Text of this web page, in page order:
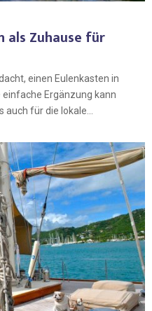
als Zuhause für
einen Eulenkasten in
Ergänzung kann
für die lokale...